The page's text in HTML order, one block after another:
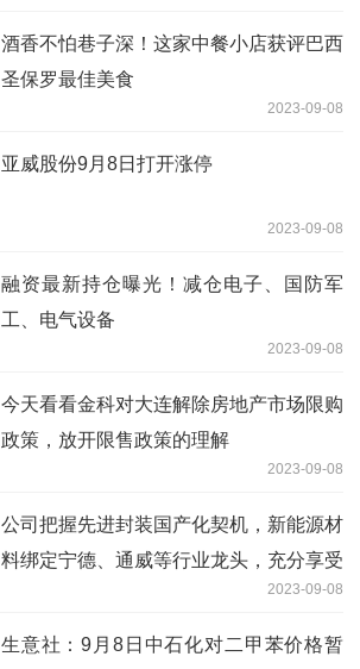
酒香不怕巷子深！这家中餐小店获评巴西
圣保罗最佳美食
2023-09-08
亚威股份9月8日打开涨停
2023-09-08
融资最新持仓曝光！减仓电子、国防军
工、电气设备
2023-09-08
今天看看金科对大连解除房地产市场限购
政策，放开限售政策的理解
2023-09-08
公司把握先进封装国产化契机，新能源材
料绑定宁德、通威等行业龙头，充分享受
行业发展红利——9月8日研报挖矿2023-09-08
生意社：9月8日中石化对二甲苯价格暂